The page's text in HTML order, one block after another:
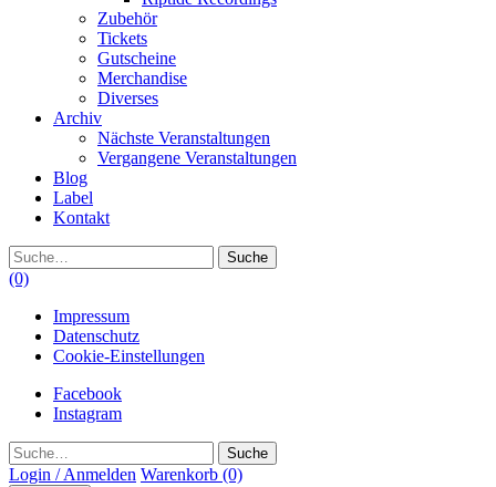
Zubehör
Tickets
Gutscheine
Merchandise
Diverses
Archiv
Nächste Veranstaltungen
Vergangene Veranstaltungen
Blog
Label
Kontakt
Suche
(0)
Impressum
Datenschutz
Cookie-Einstellungen
Facebook
Instagram
Suche
Login / Anmelden Warenkorb (0)